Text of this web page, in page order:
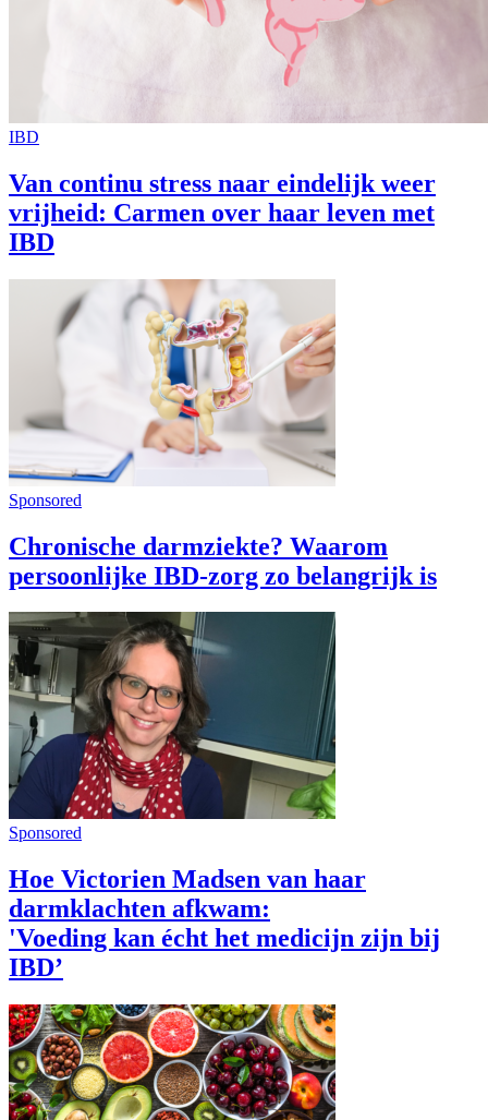
IBD
Van continu stress naar eindelijk weer
vrijheid: Carmen over haar leven met
IBD
Sponsored
Chronische darmziekte? Waarom
persoonlijke IBD-zorg zo belangrijk is
Sponsored
Hoe Victorien Madsen van haar
darmklachten afkwam:
'Voeding kan écht het medicijn zijn bij
IBD’